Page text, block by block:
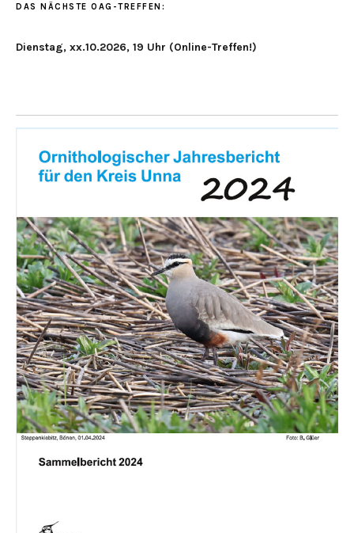
DAS NÄCHSTE OAG-TREFFEN:
Dienstag, xx.10.2026, 19 Uhr (Online-Treffen!)